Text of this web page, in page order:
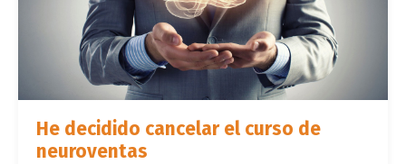
He decidido cancelar el curso de
neuroventas